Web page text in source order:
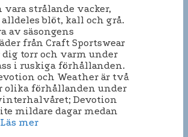
vara strålande vacker,
alldeles blöt, kall och grå.
av säsongens
från Craft Sportswear
torr och varm under
i ruskiga förhållanden.
och Weather är två
olika förhållanden under
Devotion
mildare dagar medan
Läs mer